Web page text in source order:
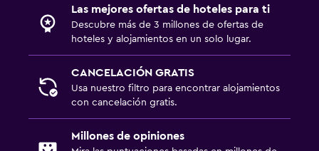
Las mejores ofertas de hoteles para ti
Descubre más de 3 millones de ofertas de
hoteles y alojamientos en un solo lugar.
CANCELACIÓN GRATIS
Usa nuestro filtro para encontrar alojamientos
con cancelación gratis.
Millones de opiniones